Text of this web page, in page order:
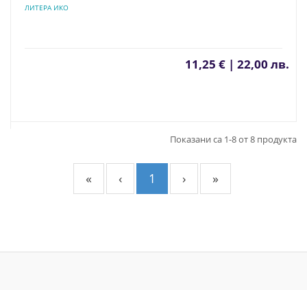
ЛИТЕРА ИКО
11,25 € | 22,00 лв.
Показани са 1-8 от 8 продукта
« ‹ 1 › »